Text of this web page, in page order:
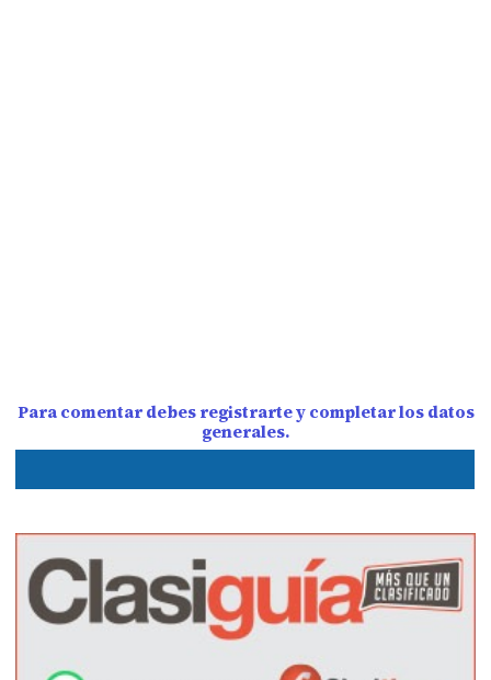
Para comentar debes registrarte y completar los datos
generales.